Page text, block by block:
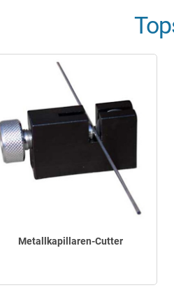
Metallkapillaren-Cutter